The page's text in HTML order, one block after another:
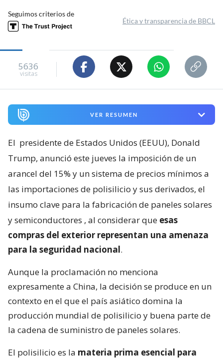
Seguimos criterios de
Ética y transparencia de BBCL
5636
visitas
VER RESUMEN
El presidente de Estados Unidos (EEUU), Donald
Trump, anunció este jueves la imposición de un
arancel del 15% y un sistema de precios mínimos a
las importaciones de polisilicio y sus derivados, el
insumo clave para la fabricación de paneles solares
y semiconductores , al considerar que esas
compras del exterior representan una amenaza
para la seguridad nacional.
Aunque la proclamación no menciona
expresamente a China, la decisión se produce en un
contexto en el que el país asiático domina la
producción mundial de polisilicio y buena parte de
la cadena de suministro de paneles solares.
El polisilicio es la materia prima esencial para